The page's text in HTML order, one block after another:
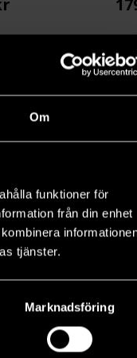
Om
funktioner för
från din enhet
tjänster.
Marknadsföring